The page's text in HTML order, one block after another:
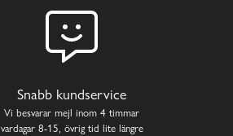
Snabb kundservice
Vi besvarar mejl inom 4 timmar
vardagar 8-15, övrig tid lite längre